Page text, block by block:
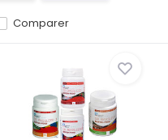
Comparer